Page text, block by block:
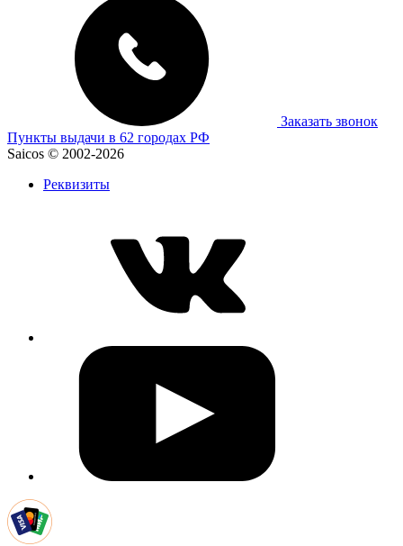
Заказать звонок
Пункты выдачи в 62 городах РФ
Saicos © 2002-2026
Реквизиты